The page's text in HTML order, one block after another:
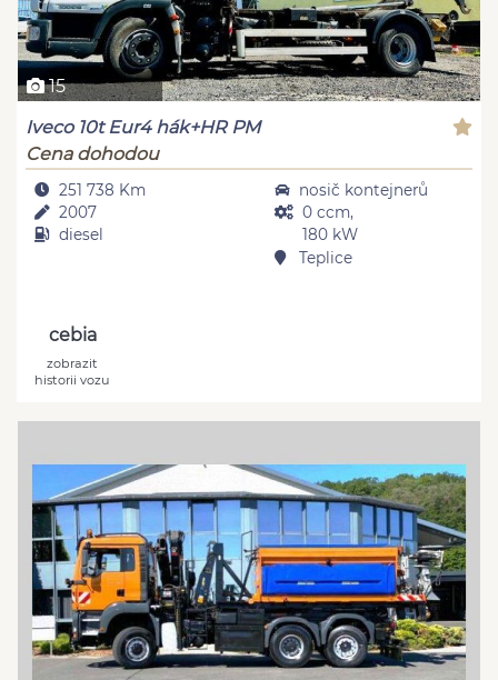
15
Iveco 10t Eur4 hák+HR PM
Cena dohodou
251 738 Km
2007
diesel
nosič kontejnerů
0 ccm,
180 kW
Teplice
cebia
zobrazit
historii vozu